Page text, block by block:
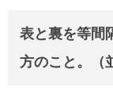
表と裏を等間
方のこと。（